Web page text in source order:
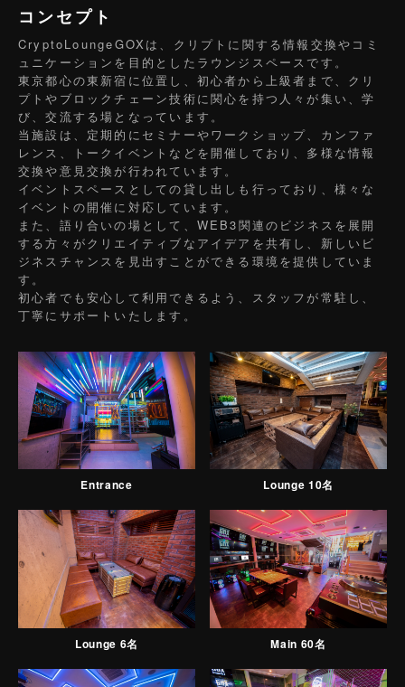
コンセプト
CryptoLoungeGOXは、クリプトに関する情報交換やコミ
ュニケーションを目的としたラウンジスペースです。
東京都心の東新宿に位置し、初心者から上級者まで、クリ
プトやブロックチェーン技術に関心を持つ人々が集い、学
び、交流する場となっています。
当施設は、定期的にセミナーやワークショップ、カンファ
レンス、トークイベントなどを開催しており、多様な情報
交換や意見交換が行われています。
イベントスペースとしての貸し出しも行っており、様々な
イベントの開催に対応しています。
また、語り合いの場として、WEB3関連のビジネスを展開
する方々がクリエイティブなアイデアを共有し、新しいビ
ジネスチャンスを見出すことができる環境を提供していま
す。
初心者でも安心して利用できるよう、スタッフが常駐し、
丁寧にサポートいたします。
Entrance Lounge 10名
Lounge 6名 Main 60名